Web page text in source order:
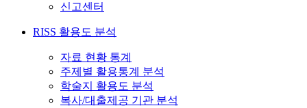
신고센터
RISS 활용도 분석
자료 현황 통계
주제별 활용통계 분석
학술지 활용도 분석
복사/대출제공 기관 분석